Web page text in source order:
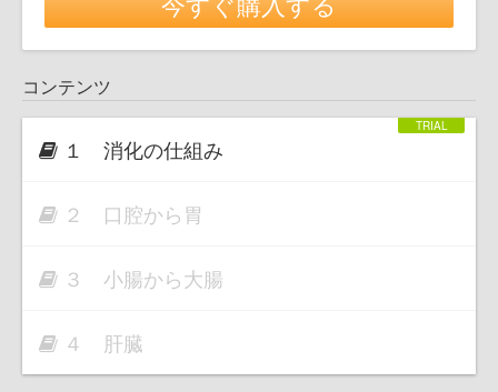
コンテンツ
１ 消化の仕組み
２ 口腔から胃
３ 小腸から大腸
４ 肝臓